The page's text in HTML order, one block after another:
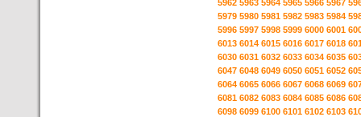
5962 5963 5964 5965 5966 5967
5979 5980 5981 5982 5983 5984
5996 5997 5998 5999 6000 6001
6013 6014 6015 6016 6017 6018
6030 6031 6032 6033 6034 6035
6047 6048 6049 6050 6051 6052
6064 6065 6066 6067 6068 6069
6081 6082 6083 6084 6085 6086
6098 6099 6100 6101 6102 6103